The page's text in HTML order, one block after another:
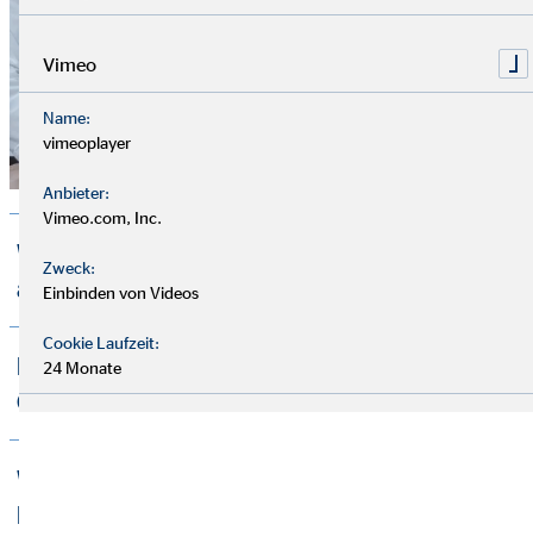
Welche Finanzprodukte werden von OVB
angeboten?
Mit welchen Produktpartnern arbeitet
OVB zusammen?
Welche Versicherungen sind absolute
Must-haves?
Vimeo
Name:
vimeoplayer
Anbieter:
Vimeo.com, Inc.
Zweck:
Einbinden von Videos
Cookie Laufzeit:
24 Monate